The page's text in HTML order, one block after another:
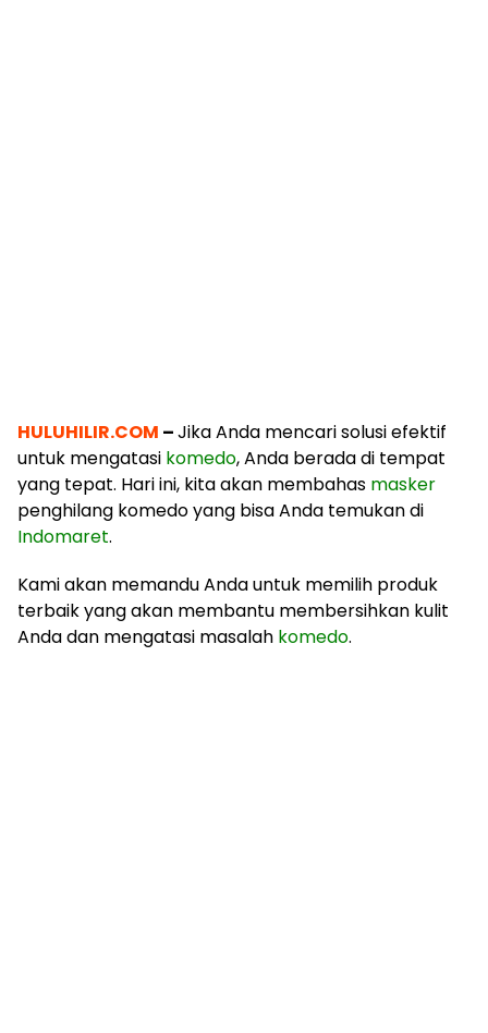
HULUHILIR.COM –Jika Anda mencari solusi efektif
untuk mengatasi komedo, Anda berada di tempat
yang tepat. Hari ini, kita akan membahas masker
penghilang komedo yang bisa Anda temukan di
Indomaret.
Kami akan memandu Anda untuk memilih produk
terbaik yang akan membantu membersihkan kulit
Anda dan mengatasi masalah komedo.